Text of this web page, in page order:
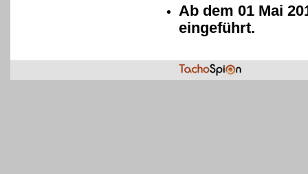
Ab dem 01 Mai
eingeführt.